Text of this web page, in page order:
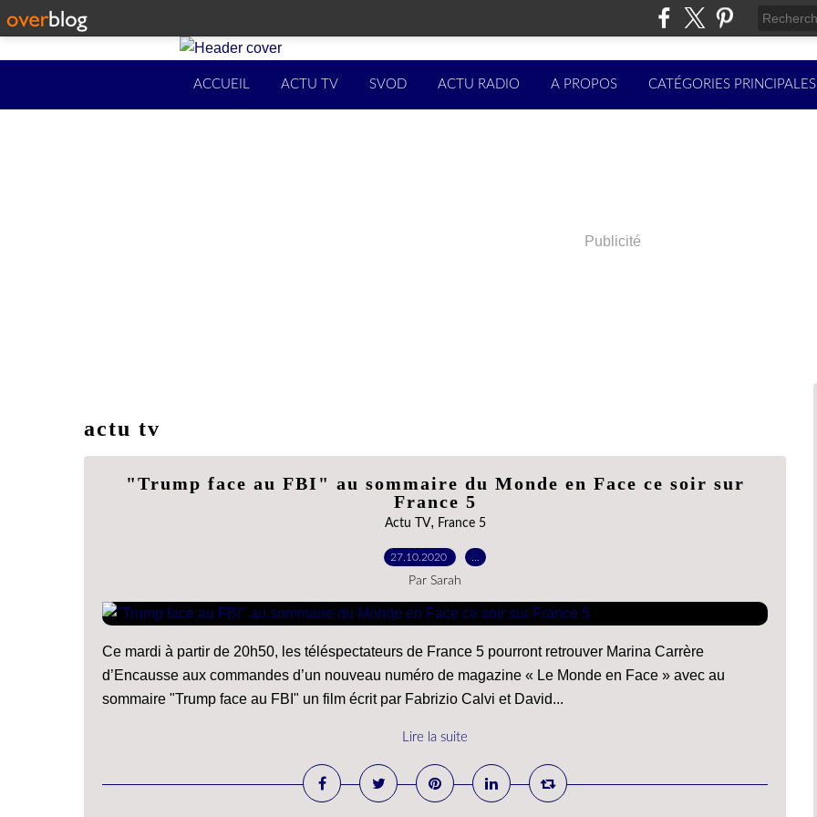
ACCUEIL ACTU TV SVOD ACTU RADIO A PROPOS CATÉGORIES PRINCIPALES
Publicité
actu tv
"Trump face au FBI" au sommaire du Monde en Face ce soir sur
France 5
Actu TV, France 5
27.10.2020
Par Sarah
Ce mardi à partir de 20h50, les téléspectateurs de France 5 pourront retrouver Marina Carrère
d’Encausse aux commandes d’un nouveau numéro de magazine « Le Monde en Face » avec au
sommaire "Trump face au FBI" un film écrit par Fabrizio Calvi et David...
Lire la suite